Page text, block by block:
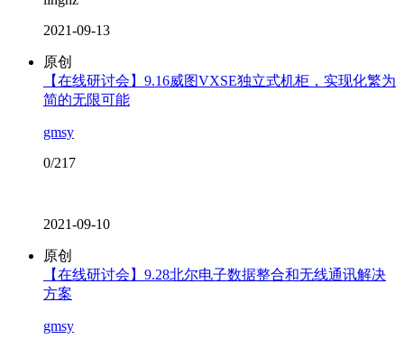
2021-09-13
原创
【在线研讨会】9.16威图VXSE独立式机柜，实现化繁为
简的无限可能
gmsy
0/217
2021-09-10
原创
【在线研讨会】9.28北尔电子数据整合和无线通讯解决
方案
gmsy